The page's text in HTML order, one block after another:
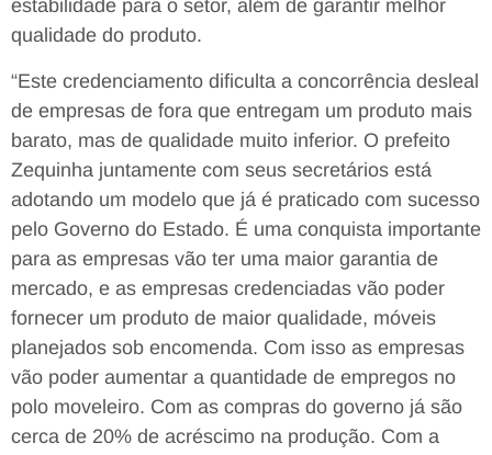
estabilidade para o setor, além de garantir melhor
qualidade do produto.
“Este credenciamento dificulta a concorrência desleal
de empresas de fora que entregam um produto mais
barato, mas de qualidade muito inferior. O prefeito
Zequinha juntamente com seus secretários está
adotando um modelo que já é praticado com sucesso
pelo Governo do Estado. É uma conquista importante
para as empresas vão ter uma maior garantia de
mercado, e as empresas credenciadas vão poder
fornecer um produto de maior qualidade, móveis
planejados sob encomenda. Com isso as empresas
vão poder aumentar a quantidade de empregos no
polo moveleiro. Com as compras do governo já são
cerca de 20% de acréscimo na produção. Com a